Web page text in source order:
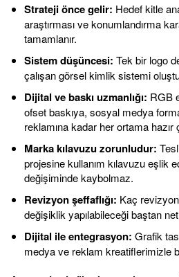
Strateji önce gelir: Hedef kitle
araştırması ve konumlandırma
tamamlanır.
Sistem düşüncesi: Tek bir logo
çalışan görsel kimlik sistemi
Dijital ve baskı uzmanlığı: RGB
ofset baskıya, sosyal medya
reklamına kadar her ortama hazır
Marka kılavuzu zorunludur:
projesine kullanım kılavuzu eşlik
değişiminde kaybolmaz.
Revizyon şeffaflığı: Kaç
değişiklik yapılabileceği baştan
Dijital ile entegrasyon: Grafik
medya ve reklam kreatiflerimizle